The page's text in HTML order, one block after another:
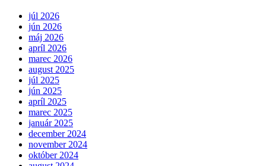
júl 2026
jún 2026
máj 2026
apríl 2026
marec 2026
august 2025
júl 2025
jún 2025
apríl 2025
marec 2025
január 2025
december 2024
november 2024
október 2024